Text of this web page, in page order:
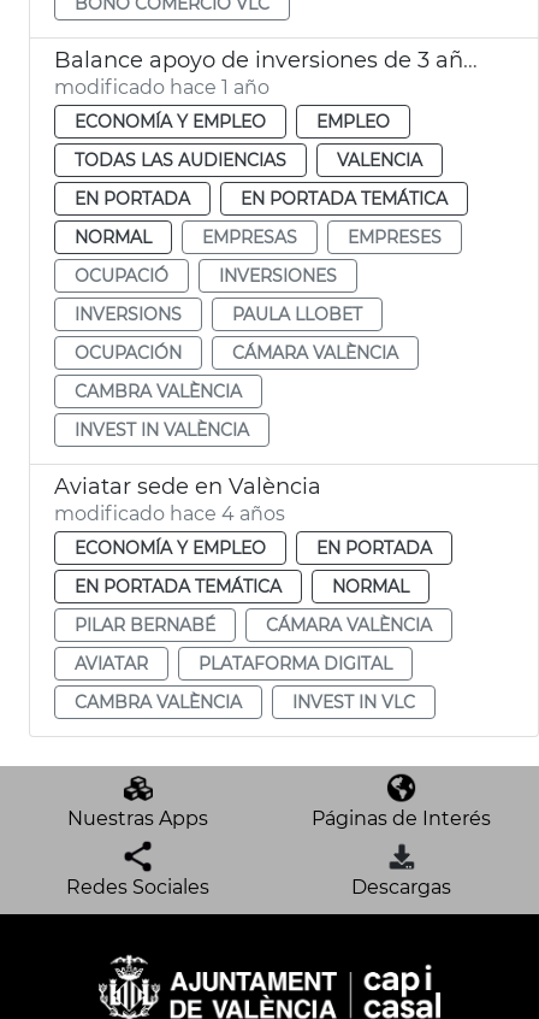
Balance apoyo de inversiones de 3 años en activo de Invest in València
modificado hace 1 año
ECONOMÍA Y EMPLEO
EMPLEO
TODAS LAS AUDIENCIAS
VALENCIA
EN PORTADA
EN PORTADA TEMÁTICA
NORMAL
EMPRESAS
EMPRESES
OCUPACIÓ
INVERSIONES
INVERSIONS
PAULA LLOBET
OCUPACIÓN
CÁMARA VALÈNCIA
CAMBRA VALÈNCIA
INVEST IN VALÈNCIA
Aviatar sede en València
modificado hace 4 años
ECONOMÍA Y EMPLEO
EN PORTADA
EN PORTADA TEMÁTICA
NORMAL
PILAR BERNABÉ
CÁMARA VALÈNCIA
AVIATAR
PLATAFORMA DIGITAL
CAMBRA VALÈNCIA
INVEST IN VLC
Nuestras Apps Páginas de Interés
Redes Sociales Descargas